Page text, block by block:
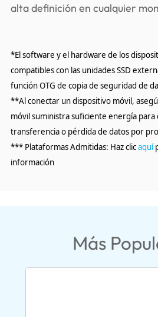
alta definición en cualquier
*El software y el hardware de los
compatibles con las unidades SSD
función OTG de copia de seguridad de
**Al conectar un dispositivo móvil,
móvil suministra suficiente energía para
transferencia o pérdida de datos por
*** Plataformas Admitidas: Haz clicaquí
información
Más